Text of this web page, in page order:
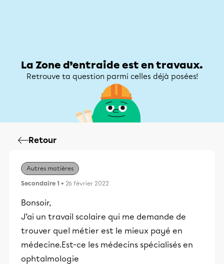
La Zone d’entraide est en travaux.
Retrouve ta question parmi celles déjà posées!
Retour
Autres matières
Secondaire 1 • 26 février 2022
Bonsoir,
J’ai un travail scolaire qui me demande de
trouver quel métier est le mieux payé en
médecine.Est-ce les médecins spécialisés en
ophtalmologie